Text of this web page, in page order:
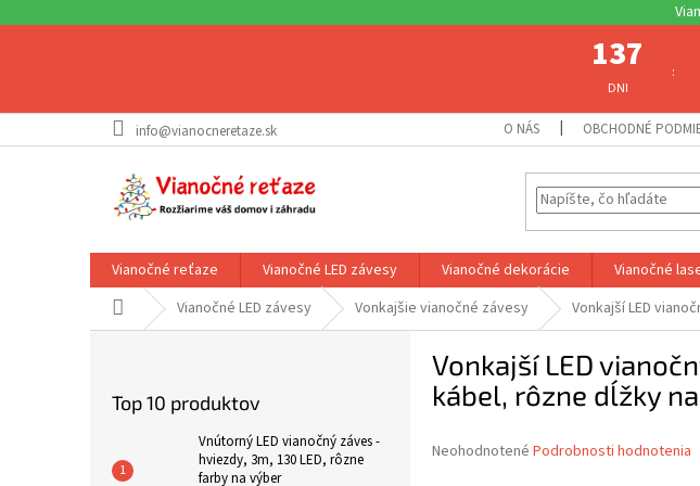
137
DNI
:
na
info@vianocneretaze.sk O NÁS OBCHODNÉ
Vianočné reťaze Vianočné LED závesy Vianočné dekorácie Vianočné
DomovVianočné LED závesy Vonkajšie vianočné závesy Vonkajší LED
Top 10 produktov
Vnútorný LED vianočný záves -
hviezdy, 3m, 130 LED, rôzne
farby na výber
Vonkajší LED
kábel, rôzne dĺžky
Priemerné
Neohodnotené Podrobnosti hodnotenia